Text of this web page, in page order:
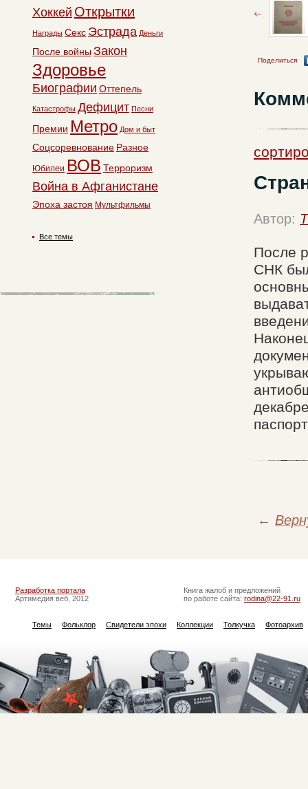
Поделиться
Автор:
После
СНК
←
Хоккей Открытки
Награды Секс Эстрада Деньги
После войны Закон
Здоровье
Биографии Оттепель
Катастрофы Дефицит Песни
Премии Метро Дом и быт
Соцсоревнование Разное
Юбилеи ВОВ Терроризм
Война в Афганистане
Эпоха застоя Мультфильмы
Все темы
Разработка портала
Артимедия веб, 2012
Книга жалоб и предложений
по работе сайта: rodina@22-91.ru
Темы Фольклор Свидетели эпохи Коллекции Толкучка Фотоархив